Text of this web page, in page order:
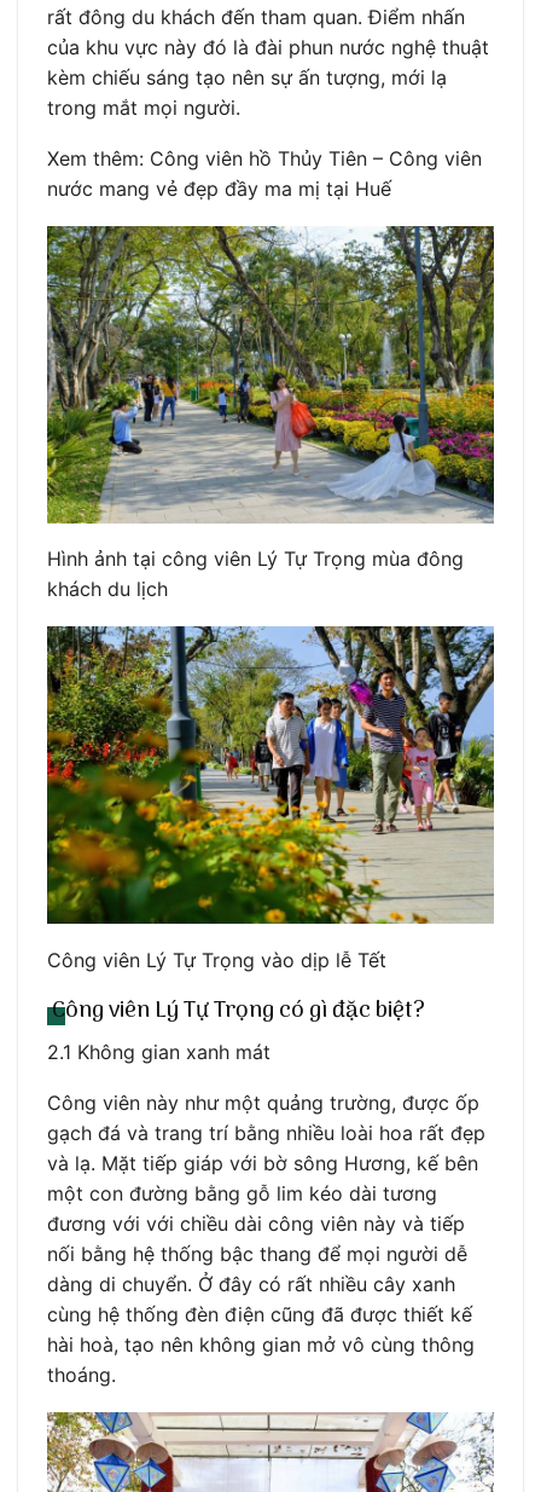
rất đông du khách đến tham quan. Điểm nhấn
của khu vực này đó là đài phun nước nghệ thuật
kèm chiếu sáng tạo nên sự ấn tượng, mới lạ
trong mắt mọi người.
Xem thêm: Công viên hồ Thủy Tiên – Công viên
nước mang vẻ đẹp đầy ma mị tại Huế
Hình ảnh tại công viên Lý Tự Trọng mùa đông
khách du lịch
Công viên Lý Tự Trọng vào dịp lễ Tết
Công viên Lý Tự Trọng có gì đặc biệt?
2.1 Không gian xanh mát
Công viên này như một quảng trường, được ốp
gạch đá và trang trí bằng nhiều loài hoa rất đẹp
và lạ. Mặt tiếp giáp với bờ sông Hương, kế bên
một con đường bằng gỗ lim kéo dài tương
đương với với chiều dài công viên này và tiếp
nối bằng hệ thống bậc thang để mọi người dễ
dàng di chuyển. Ở đây có rất nhiều cây xanh
cùng hệ thống đèn điện cũng đã được thiết kế
hài hoà, tạo nên không gian mở vô cùng thông
thoáng.